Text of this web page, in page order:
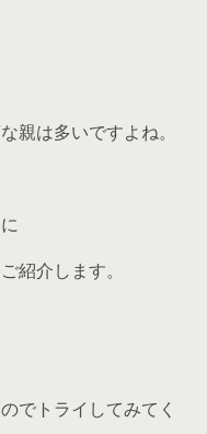
親は多いですよね。
紹介します。
でトライしてみてく